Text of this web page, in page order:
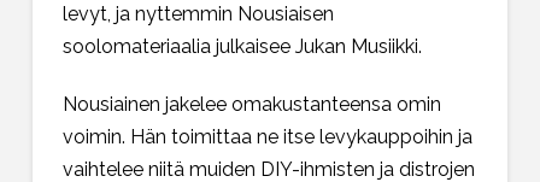
levyt, ja nyttemmin Nousiaisen
soolomateriaalia julkaisee Jukan Musiikki.
Nousiainen jakelee omakustanteensa omin
voimin. Hän toimittaa ne itse levykauppoihin ja
vaihtelee niitä muiden DIY-ihmisten ja distrojen